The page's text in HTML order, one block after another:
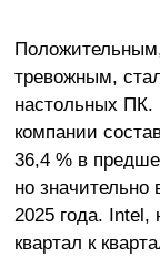
тревожным,
настольных
компании
36,4 % в
но
2025 года. Intel,
квартал к